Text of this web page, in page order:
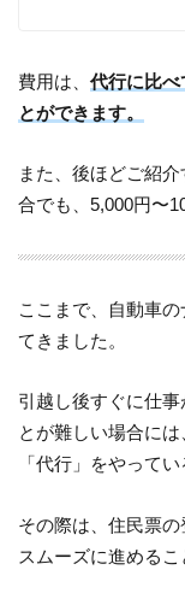
費用は、代行に比べ
とができます。
また、後ほどご紹
合でも、5,000円〜
ここまで、自動車
てきました。
引越し後すぐに仕
とが難しい場合に
「代行」をやって
その際は、住民票の
スムーズに進めるこ